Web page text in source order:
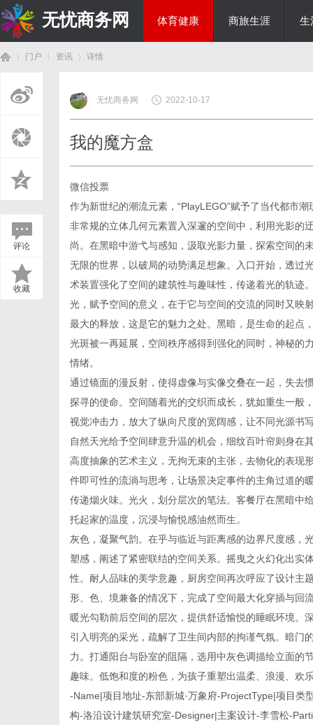
无忧商务网 体育健康 商旅生涯 生
门户 资讯
›
详情
评论
收藏
无忧商务网 2022-10-17
我的魔方盒
微信投票
作为新世纪的潮流元素，“PlayLEGO”赋予了当代都市
非常规的立体几何元素置入深邃的空间中，利用光影的
尚。在黑暗中游弋与感知，汲取光影力量，探索空间的
无限的世界，以破局的动势满足想象。入口开始，透过
术装置强化了空间的建筑性与趣味性，传递着光的轨迹
光，赋予空间的意义，在于它与空间的交流的同时又映
最大的释放，这是它的魅力之处。黑暗，是生命的起点
光斑被一再延展，空间秩序感得到强化的同时，神秘的
情绪。
通过镜面的漫反射，使得虚像与实像交叠在一起，失去
探寻的使命。空间随着光的交织而成长，犹如重生一般
视觉冲击力，放大了纵向尺度的宽阔感，让不同光源书
自然天光给予空间肆意升温的机会，细纹百叶帘则身在
高度抽象的艺术主义，无拘无束的主张，去物化的表现
件即可性的流淌与思考，让场景决定事件的主角过道的
传递烟火味。光火，划分层次的笔法。客餐厅在黑暗中
托起家的温度，沉浸与愉悦感油然而生。
灰色，凝聚气韵。在乎与临近与距离感的边界尺度感，
塑感，阐述了紧密联结的空间关系。摇曳之火幻化出实
性。耐人品味的美学意趣，厨房空间再次呼应了设计主
形、色、境兼备的情况下，完成了空间最大化穿插与回
暖光勾勒前后空间的层次，提供舒适愉悦的睡眠环境。
引入明亮的采光，疏解了卫生间内部的拘谨气氛。暗门
力。打通阳台与卧室的阻隔，选用中灰色调描绘立面的
趣味。低饱和度的粉色，为孩子重塑出温柔、浪漫、欢
-Name|项目地址-东部新城·万象府-ProjectType|项目
构-洛沿设计建筑研究室-Designer|主案设计-李雪松-